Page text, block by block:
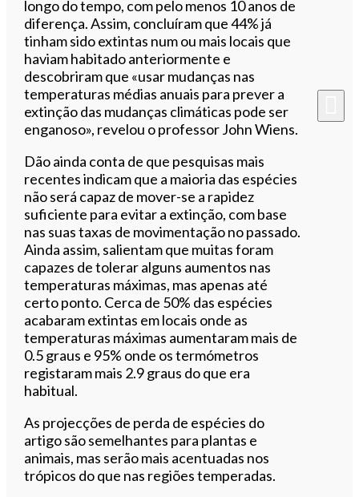
longo do tempo, com pelo menos 10 anos de
diferença. Assim, concluíram que 44% já
tinham sido extintas num ou mais locais que
haviam habitado anteriormente e
descobriram que «usar mudanças nas
temperaturas médias anuais para prever a
extinção das mudanças climáticas pode ser
enganoso», revelou o professor John Wiens.
Dão ainda conta de que pesquisas mais
recentes indicam que a maioria das espécies
não será capaz de mover-se a rapidez
suficiente para evitar a extinção, com base
nas suas taxas de movimentação no passado.
Ainda assim, salientam que muitas foram
capazes de tolerar alguns aumentos nas
temperaturas máximas, mas apenas até
certo ponto. Cerca de 50% das espécies
acabaram extintas em locais onde as
temperaturas máximas aumentaram mais de
0.5 graus e 95% onde os termómetros
registaram mais 2.9 graus do que era
habitual.
As projecções de perda de espécies do
artigo são semelhantes para plantas e
animais, mas serão mais acentuadas nos
trópicos do que nas regiões temperadas.